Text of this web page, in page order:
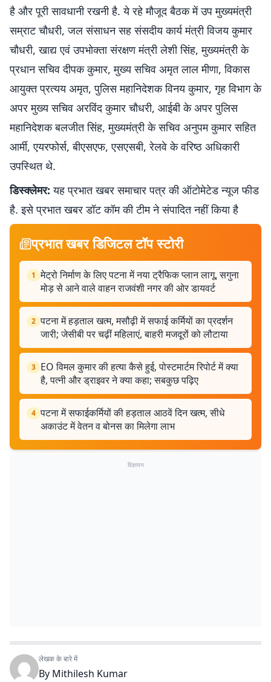
है और पूरी सावधानी रखनी है. ये रहे मौजूद बैठक में उप मुख्यमंत्री
सम्राट चौधरी, जल संसाधन सह संसदीय कार्य मंत्री विजय कुमार
चौधरी, खाद्य एवं उपभोक्ता संरक्षण मंत्री लेशी सिंह, मुख्यमंत्री के
प्रधान सचिव दीपक कुमार, मुख्य सचिव अमृत लाल मीणा, विकास
आयुक्त प्रत्यय अमृत, पुलिस महानिदेशक विनय कुमार, गृह विभाग के
अपर मुख्य सचिव अरविंद कुमार चौधरी, आईबी के अपर पुलिस
महानिदेशक बलजीत सिंह, मुख्यमंत्री के सचिव अनुपम कुमार सहित
आर्मी, एयरफोर्स, बीएसएफ, एसएसबी, रेलवे के वरिष्ठ अधिकारी
उपस्थित थे.
डिस्क्लेमर: यह प्रभात खबर समाचार पत्र की ऑटोमेटेड न्यूज फीड
है. इसे प्रभात खबर डॉट कॉम की टीम ने संपादित नहीं किया है
प्रभात खबर डिजिटल टॉप स्टोरी
1 मेट्रो निर्माण के लिए पटना में नया ट्रैफिक प्लान लागू, सगुना
मोड़ से आने वाले वाहन राजवंशी नगर की ओर डायवर्ट
2 पटना में हड़ताल खत्म, मसौढ़ी में सफाई कर्मियों का प्रदर्शन
जारी; जेसीबी पर चढ़ीं महिलाएं, बाहरी मजदूरों को लौटाया
3 EO विमल कुमार की हत्या कैसे हुई, पोस्टमार्टम रिपोर्ट में क्या
है, पत्नी और ड्राइवर ने क्या कहा; सबकुछ पढ़िए
4 पटना में सफाईकर्मियों की हड़ताल आठवें दिन खत्म, सीधे
अकाउंट में वेतन व बोनस का मिलेगा लाभ
विज्ञापन
लेखक के बारे में
By Mithilesh Kumar